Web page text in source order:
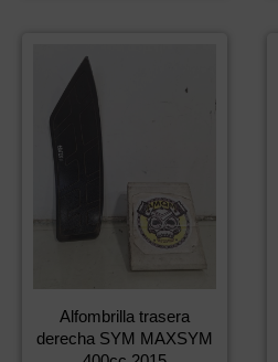
Alfombrilla trasera
derecha SYM MAXSYM